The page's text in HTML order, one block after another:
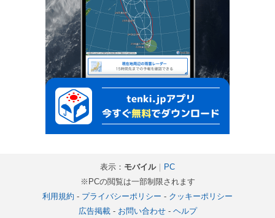
表示： モバイル｜ PC
※PCの閲覧は一部制限されます
利用規約 - プライバシーポリシー - クッキーポリシー
広告掲載- お問い合わせ- ヘルプ